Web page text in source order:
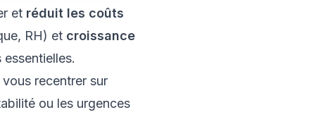
et réduit les coûts
RH) et croissance
essentielles.
recentrer sur
ou les urgences